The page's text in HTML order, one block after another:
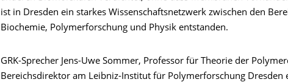
ist in Dresden ein starkes Wissenschaftsnetzwerk zwischen den
Biochemie, Polymerforschung und Physik entstanden.
GRK-Sprecher Jens-Uwe Sommer, Professor für Theorie der
Bereichsdirektor am Leibniz-Institut für Polymerforschung Dresden